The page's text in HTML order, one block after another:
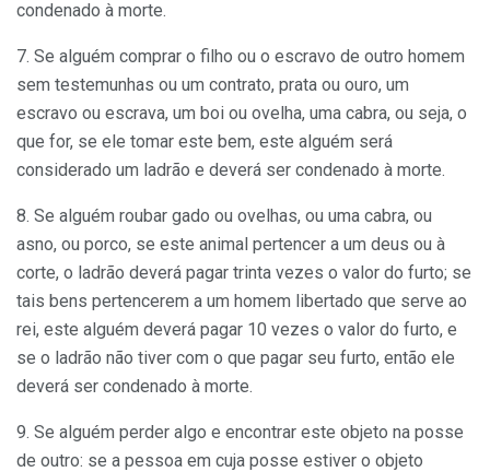
condenado à morte.
7. Se alguém comprar o filho ou o escravo de outro homem
sem testemunhas ou um contrato, prata ou ouro, um
escravo ou escrava, um boi ou ovelha, uma cabra, ou seja, o
que for, se ele tomar este bem, este alguém será
considerado um ladrão e deverá ser condenado à morte.
8. Se alguém roubar gado ou ovelhas, ou uma cabra, ou
asno, ou porco, se este animal pertencer a um deus ou à
corte, o ladrão deverá pagar trinta vezes o valor do furto; se
tais bens pertencerem a um homem libertado que serve ao
rei, este alguém deverá pagar 10 vezes o valor do furto, e
se o ladrão não tiver com o que pagar seu furto, então ele
deverá ser condenado à morte.
9. Se alguém perder algo e encontrar este objeto na posse
de outro: se a pessoa em cuja posse estiver o objeto